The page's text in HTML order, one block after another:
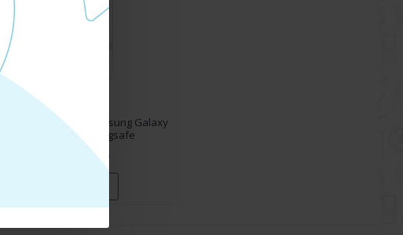
Husa spate pentru Samsung Galaxy
S25 FE Space Magsafe
119.90 lei